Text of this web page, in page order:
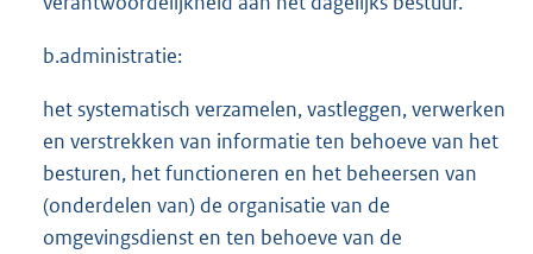
b.administratie:
het systematisch verzamelen, vastleggen, verwerken
en verstrekken van informatie ten behoeve van het
besturen, het functioneren en het beheersen van
(onderdelen van) de organisatie van de
omgevingsdienst en ten behoeve van de